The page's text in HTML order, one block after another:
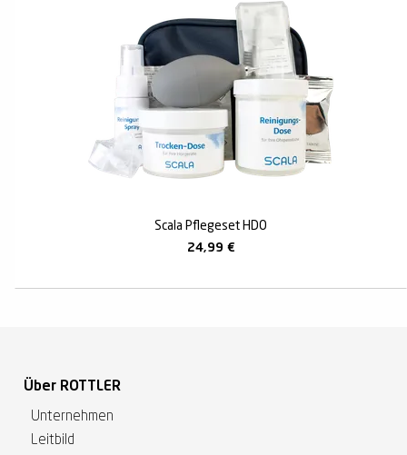
Scala Pflegeset HDO
24,99 €
Über ROTTLER
Unternehmen
Leitbild